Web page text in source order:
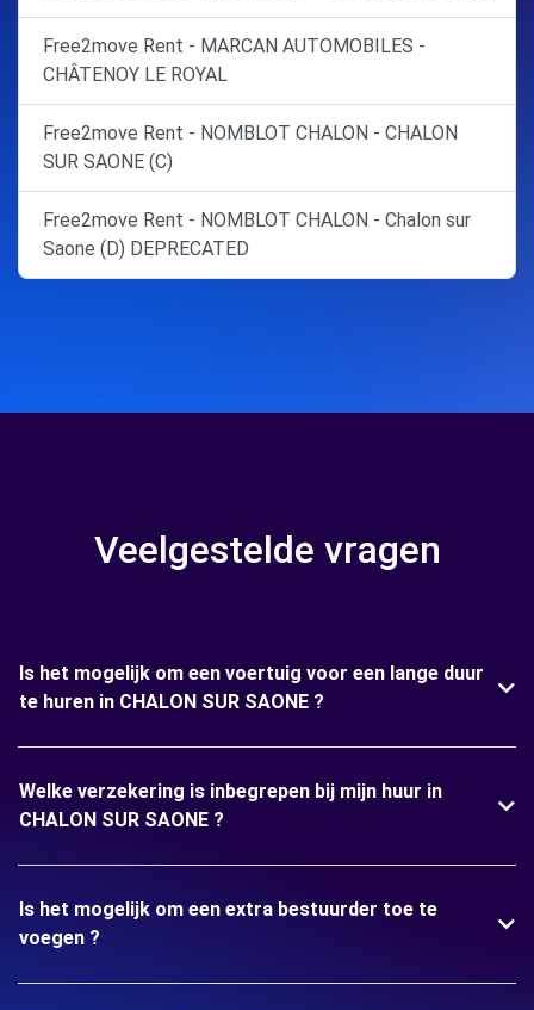
Free2move Rent - MARCAN AUTOMOBILES -
CHÂTENOY LE ROYAL
Free2move Rent - NOMBLOT CHALON - CHALON
SUR SAONE (C)
Free2move Rent - NOMBLOT CHALON - Chalon sur
Saone (D) DEPRECATED
Veelgestelde vragen
Is het mogelijk om een voertuig voor een lange duur
te huren in CHALON SUR SAONE ?
Welke verzekering is inbegrepen bij mijn huur in
CHALON SUR SAONE ?
Is het mogelijk om een extra bestuurder toe te
voegen ?